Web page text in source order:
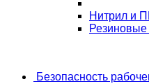
Нитрил и
Резиновые
Безопасность